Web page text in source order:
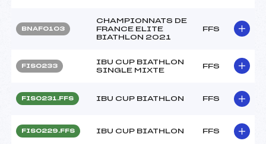
BNAF0103
CHAMPIONNATS DE
FRANCE ELITE
BIATHLON 2021
FFS
FIS0233
IBU CUP BIATHLON
SINGLE MIXTE
FFS
FIS0231.FFS IBU CUP BIATHLON FFS
FIS0229.FFS IBU CUP BIATHLON FFS